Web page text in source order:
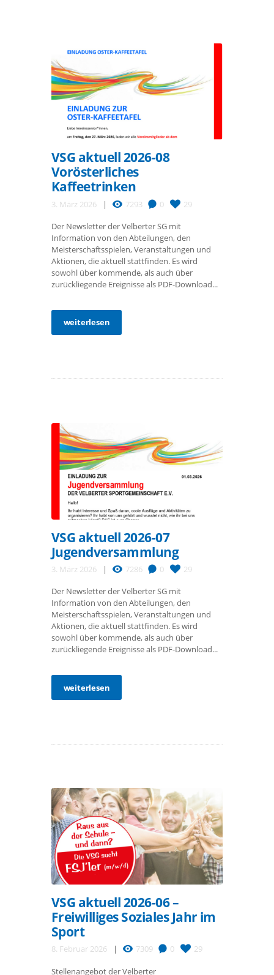
VSG aktuell 2026-08
Vorösterliches
Kaffeetrinken
3. März 2026 7293 0 29
Der Newsletter der Velberter SG mit
Information von den Abteilungen, den
Meisterschaftsspielen, Veranstaltungen und
Aktionen, die aktuell stattfinden. Es wird
sowohl über kommende, als auch über
zurückliegende Ereignisse als PDF-Download...
weiterlesen
VSG aktuell 2026-07
Jugendversammlung
3. März 2026 7286 0 29
Der Newsletter der Velberter SG mit
Information von den Abteilungen, den
Meisterschaftsspielen, Veranstaltungen und
Aktionen, die aktuell stattfinden. Es wird
sowohl über kommende, als auch über
zurückliegende Ereignisse als PDF-Download...
weiterlesen
VSG aktuell 2026-06 –
Freiwilliges Soziales Jahr im
Sport
8. Februar 2026 7309 0 29
Stellenangebot der Velberter